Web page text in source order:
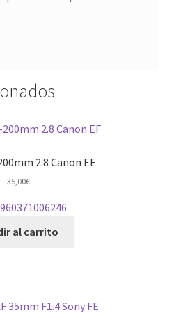
2.8 Canon EF
35,00€
al carrito